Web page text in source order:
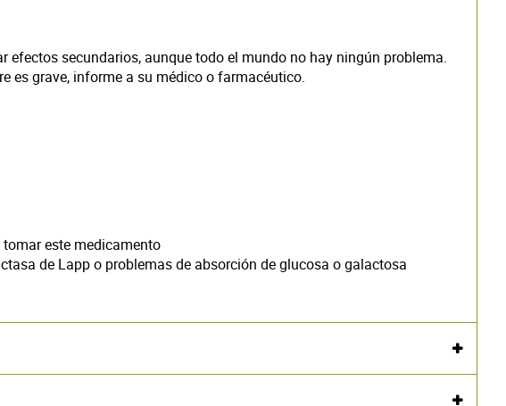
efectos secundarios, aunque todo el mundo no hay ningún problema.
es grave, informe a su médico o farmacéutico.
este medicamento
de Lapp o problemas de absorción de glucosa o galactosa